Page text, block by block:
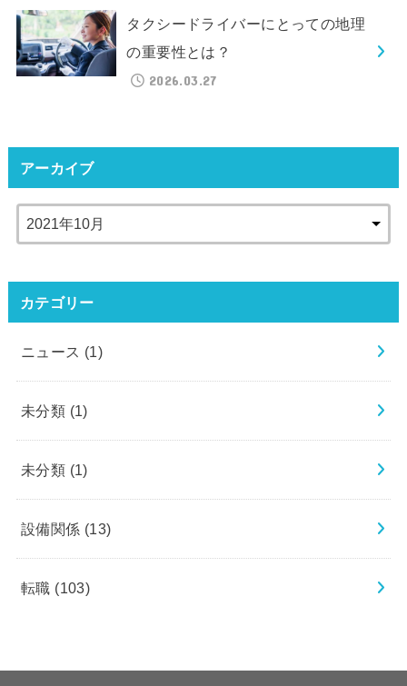
タクシードライバーにとっての地理
の重要性とは？
2026.03.27
アーカイブ
カテゴリー
ニュース (1)
未分類 (1)
未分類 (1)
設備関係 (13)
転職 (103)